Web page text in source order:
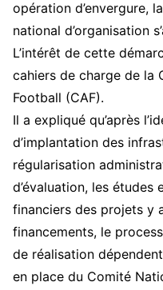
opération d’envergure,
national d’organisation
L’intérêt de cette
cahiers de charge de la
Football (CAF).
Il a expliqué qu’après
d’implantation des
régularisation
d’évaluation, les
financiers des projets y
financements, le
de réalisation
en place du Comité